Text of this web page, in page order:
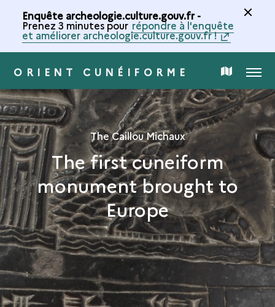
Enquête archeologie.culture.gouv.fr -
Prenez 3 minutes pour répondre à l'enquête
et améliorer archeologie.culture.gouv.fr !
ORIENT CUNÉIFORME MAP
OF
COLLECTION
MENU
The Caillou Michaux
The first cuneiform
monument brought to
Europe